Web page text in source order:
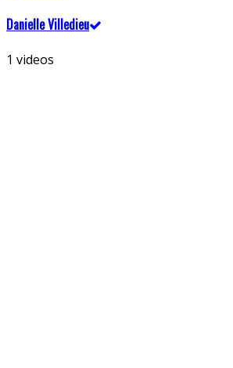
Danielle Villedieu
1 videos